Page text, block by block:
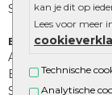
kan je dit op
Lees voor meer
Technische
Analytische
Stapelblokken
Extra
Afwatering en
Beplantings en
Split, grind en